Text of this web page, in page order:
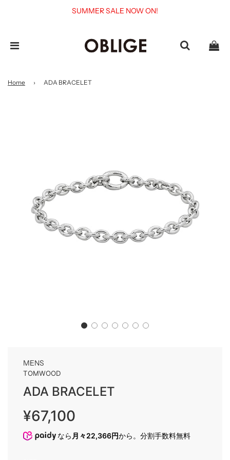
SUMMER SALE NOW ON!
Home › ADA BRACELET
MENS
TOMWOOD
ADA BRACELET
Sale
price
Regular
price
¥67,100
なら 月々22,366円から。分割手数料無料